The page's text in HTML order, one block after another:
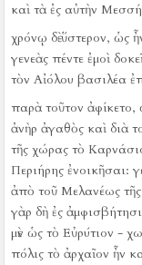
καὶ τὰ ἐς αὐτὴν
χρόνῳ δὲ ὕστερον, ὡς
γενεὰς πέντε ἐμοὶ
τὸν Αἰόλου βασιλέα
παρὰ τοῦτον ἀφίκετο,
ἀνὴρ ἀγαθὸς καὶ διὰ
τῆς χώρας τὸ
Περιήρης ἐνοικῆσαι:
ἀπὸ τοῦ Μελανέως
γὰρ δὴ ἐς
μὲν ὡς τὸ Εὐρύτιον -
πόλις τὸ ἀρχαῖον ἦν